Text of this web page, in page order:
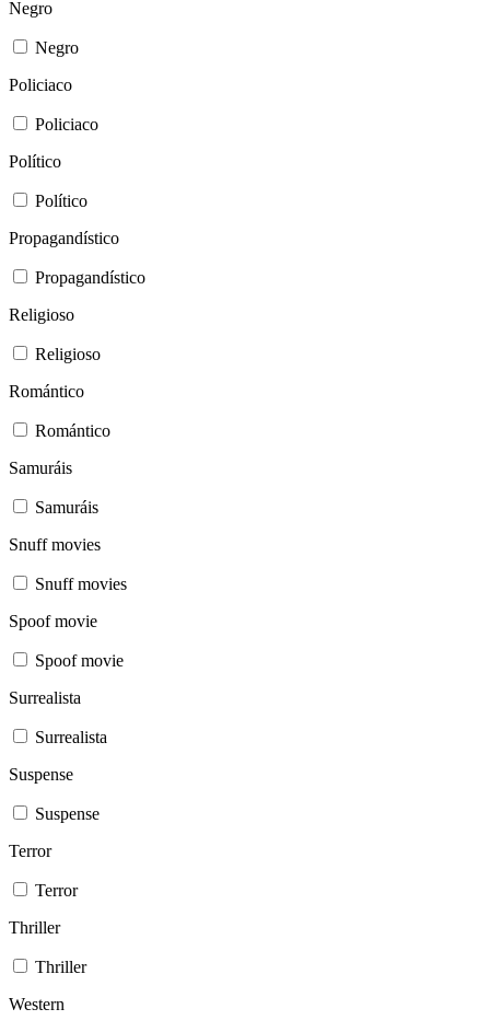
Negro
Negro
Policiaco
Policiaco
Político
Político
Propagandístico
Propagandístico
Religioso
Religioso
Romántico
Romántico
Samuráis
Samuráis
Snuff movies
Snuff movies
Spoof movie
Spoof movie
Surrealista
Surrealista
Suspense
Suspense
Terror
Terror
Thriller
Thriller
Western